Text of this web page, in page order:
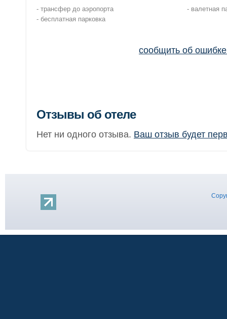
- трансфер до аэропорта
- бесплатная парковка
- валетная
сообщить об
Отзывы об отеле
Нет ни одного отзыва. Ваш отзыв будет